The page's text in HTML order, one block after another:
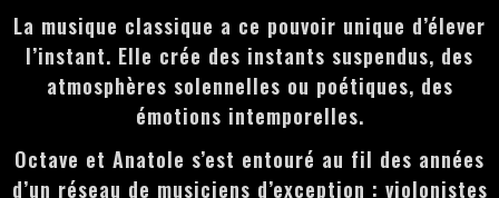
La musique classique a ce pouvoir unique d’élever
l’instant. Elle crée des instants suspendus, des
atmosphères solennelles ou poétiques, des
émotions intemporelles.
Octave et Anatole s’est entouré au fil des années
d’un réseau de musiciens d’exception : violonistes